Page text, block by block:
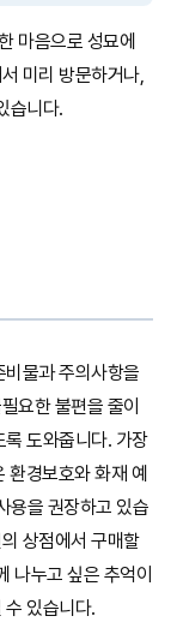
마음으로 성묘에
미리 방문하거나,
습니다.
물과 주의사항을
요한 불편을 줄이
도와줍니다. 가장
환경보호와 화재 예
용을 권장하고 있습
상점에서 구매할
나누고 싶은 추억이
수 있습니다.